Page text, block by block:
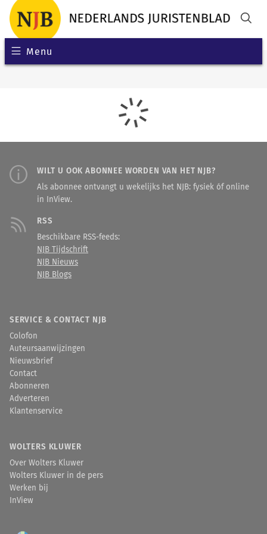
Menu
WILT U OOK ABONNEE WORDEN VAN HET NJB?
Als abonnee ontvangt u wekelijks het NJB: fysiek óf online
in InView.
RSS
Beschikbare RSS-feeds:
NJB Tijdschrift
NJB Nieuws
NJB Blogs
SERVICE & CONTACT NJB
Colofon
Auteursaanwijzingen
Nieuwsbrief
Contact
Abonneren
Adverteren
Klantenservice
WOLTERS KLUWER
Over Wolters Kluwer
Wolters Kluwer in de pers
Werken bij
InView